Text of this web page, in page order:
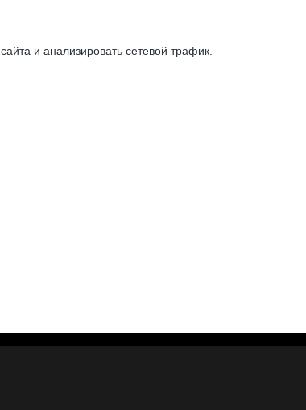
и анализировать сетевой трафик.